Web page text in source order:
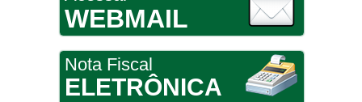
WEBMAIL
Nota Fiscal
ELETRÔNICA